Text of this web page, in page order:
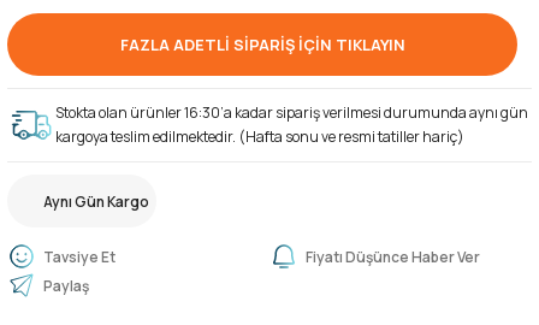
FAZLA ADETLİ SİPARİŞ İÇİN TIKLAYIN
Stokta olan ürünler 16:30’a kadar sipariş verilmesi durumunda aynı gün
kargoya teslim edilmektedir. (Hafta sonu ve resmi tatiller hariç)
Aynı Gün Kargo
Tavsiye Et
Fiyatı Düşünce Haber Ver
Paylaş